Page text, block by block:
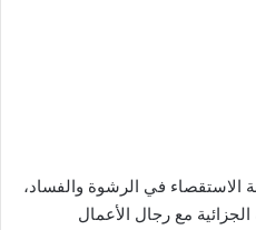
في الرشوة والفساد،
مع رجال الأعمال